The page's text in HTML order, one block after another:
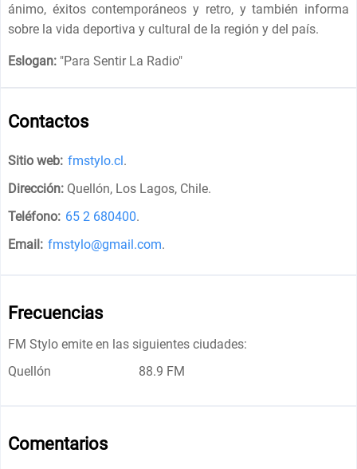
ánimo, éxitos contemporáneos y retro, y también informa
sobre la vida deportiva y cultural de la región y del país.
Eslogan: "Para Sentir La Radio"
Contactos
Sitio web: fmstylo.cl.
Dirección: Quellón, Los Lagos, Chile.
Teléfono: 65 2 680400.
Email: fmstylo@gmail.com.
Frecuencias
FM Stylo emite en las siguientes ciudades:
Quellón
88.9 FM
Comentarios